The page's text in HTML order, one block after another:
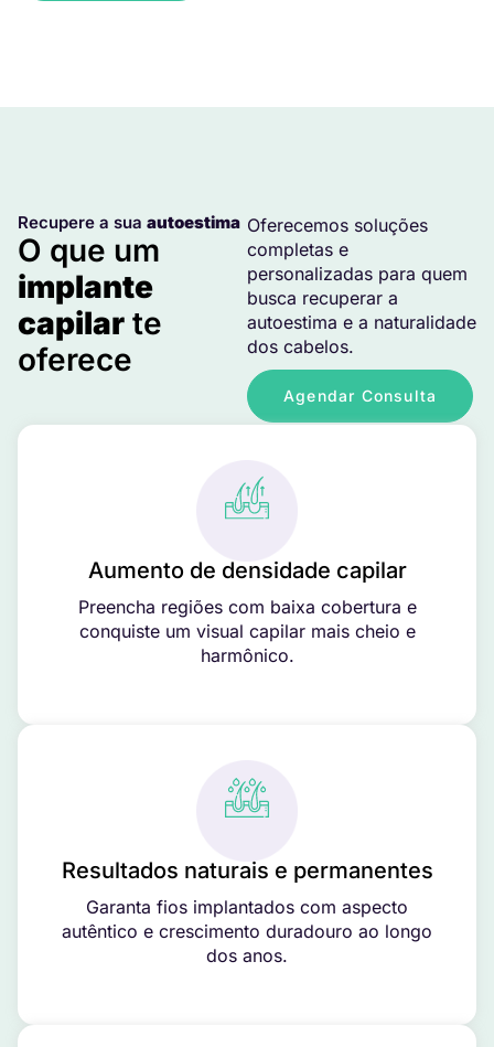
Recupere a sua autoestima
O que um
implante
capilar te
oferece
Oferecemos soluções
completas e
personalizadas para quem
busca recuperar a
autoestima e a naturalidade
dos cabelos.
Agendar Consulta
Aumento de densidade capilar
Preencha regiões com baixa cobertura e
conquiste um visual capilar mais cheio e
harmônico.
Resultados naturais e permanentes
Garanta fios implantados com aspecto
autêntico e crescimento duradouro ao longo
dos anos.